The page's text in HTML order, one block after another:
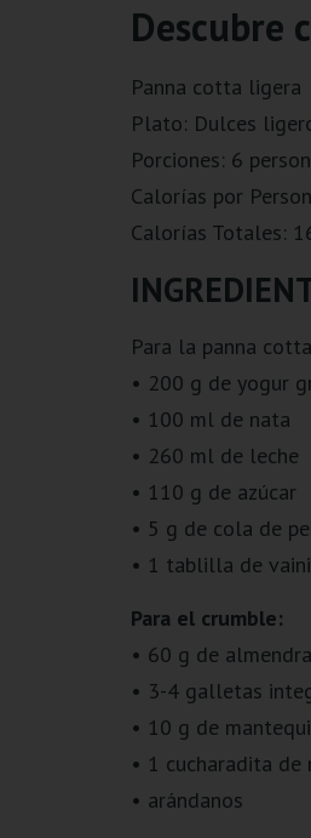
Descubre
Panna cotta ligera
Plato: Dulces
Porciones: 6
Calorías por
Calorías Totales:
Para la panna
• 200 g de yogur
• 100 ml de nata
• 260 ml de leche
• 110 g de azúcar
• 5 g de cola de
• 1 tablilla de
Para el crumble:
• 60 g de
• 3-4 galletas
• 10 g de
• 1 cucharadita de
• arándanos